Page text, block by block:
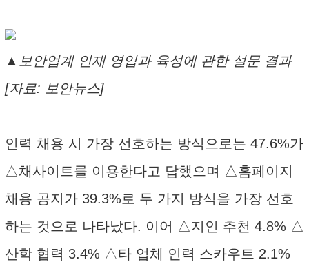
▲보안업계 인재 영입과 육성에 관한 설문 결과
[자료: 보안뉴스]
인력 채용 시 가장 선호하는 방식으로는 47.6%가
△채사이트를 이용한다고 답했으며 △홈페이지
채용 공지가 39.3%로 두 가지 방식을 가장 선호
하는 것으로 나타났다. 이어 △지인 추천 4.8% △
산학 협력 3.4% △타 업체 인력 스카우트 2.1%